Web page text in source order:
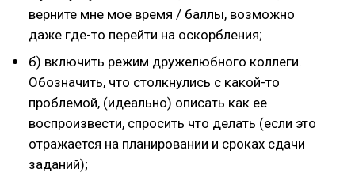
верните мне мое время / баллы, возможно
даже где-то перейти на оскорбления;
б) включить режим дружелюбного коллеги.
Обозначить, что столкнулись с какой-то
проблемой, (идеально) описать как ее
воспроизвести, спросить что делать (если это
отражается на планировании и сроках сдачи
заданий);